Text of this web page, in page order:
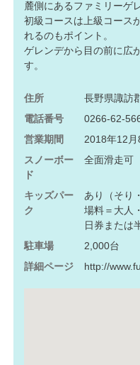
麓側にあるファミリーゲ
初級コースは上級コース
れるのもポイント。
ゲレンデから目の前に広
す。
住所
長野県諏訪
電話番号
0266-62-
営業期間
2018年12月
スノーボー
ド
全面滑走可
キッズパー
ク
あり（そり
場料＝大人
日券または
駐車場
2,000台
詳細ページ
http://